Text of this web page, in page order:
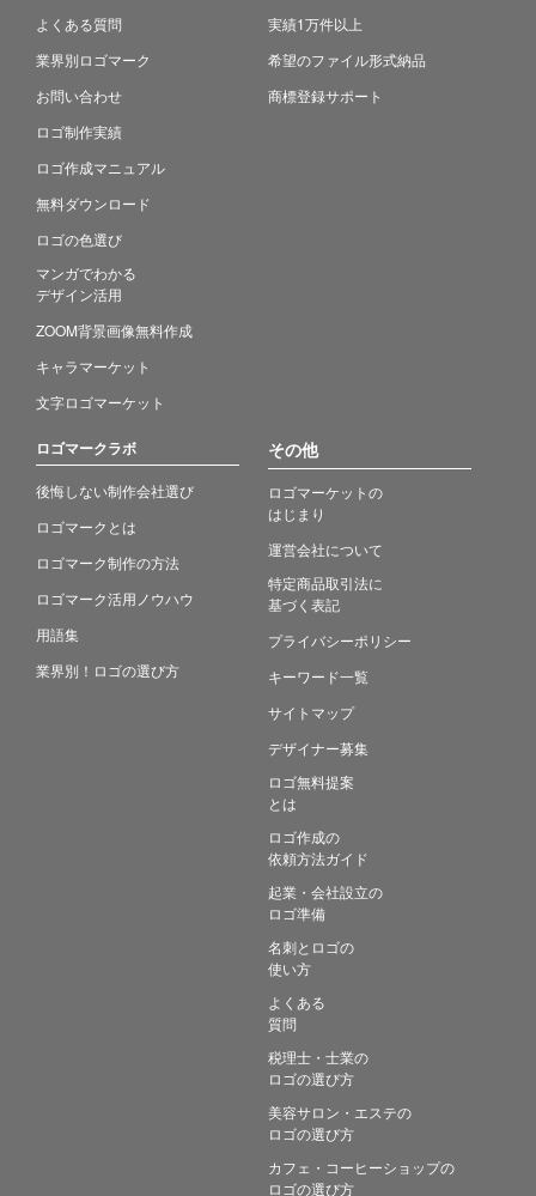
よくある質問
業界別ロゴマーク
お問い合わせ
ロゴ制作実績
ロゴ作成マニュアル
無料ダウンロード
ロゴの色選び
マンガでわかる
デザイン活用
ZOOM背景画像無料作成
キャラマーケット
文字ロゴマーケット
実績1万件以上
希望のファイル形式納品
商標登録サポート
ロゴマークラボ
後悔しない制作会社選び
ロゴマークとは
ロゴマーク制作の方法
ロゴマーク活用ノウハウ
用語集
業界別！ロゴの選び方
その他
ロゴマーケットの
はじまり
運営会社について
特定商品取引法に
基づく表記
プライバシーポリシー
キーワード一覧
サイトマップ
デザイナー募集
ロゴ無料提案
とは
ロゴ作成の
依頼方法ガイド
起業・会社設立の
ロゴ準備
名刺とロゴの
使い方
よくある
質問
税理士・士業の
ロゴの選び方
美容サロン・エステの
ロゴの選び方
カフェ・コーヒーショップの
ロゴの選び方